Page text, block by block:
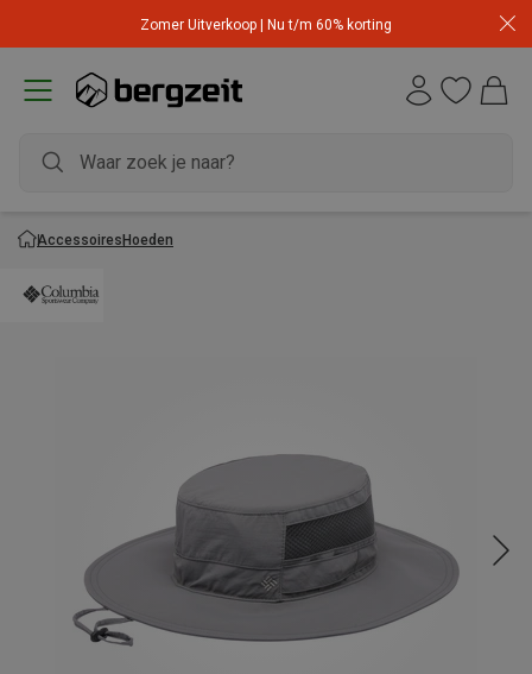
Zomer Uitverkoop | Nu t/m 60% korting
AccessoiresHoeden